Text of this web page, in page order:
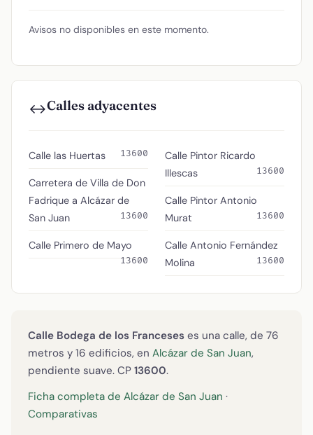
Avisos no disponibles en este momento.
↔️Calles adyacentes
Calle las Huertas 13600
Carretera de Villa de Don
Fadrique a Alcázar de
San Juan
13600
Calle Primero de Mayo
13600
Calle Pintor Ricardo
Illescas
13600
Calle Pintor Antonio
Murat
13600
Calle Antonio Fernández
Molina
13600
Calle Bodega de los Franceses es una calle, de 76
metros y 16 edificios, en Alcázar de San Juan,
pendiente suave. CP 13600.
Ficha completa de Alcázar de San Juan ·
Comparativas